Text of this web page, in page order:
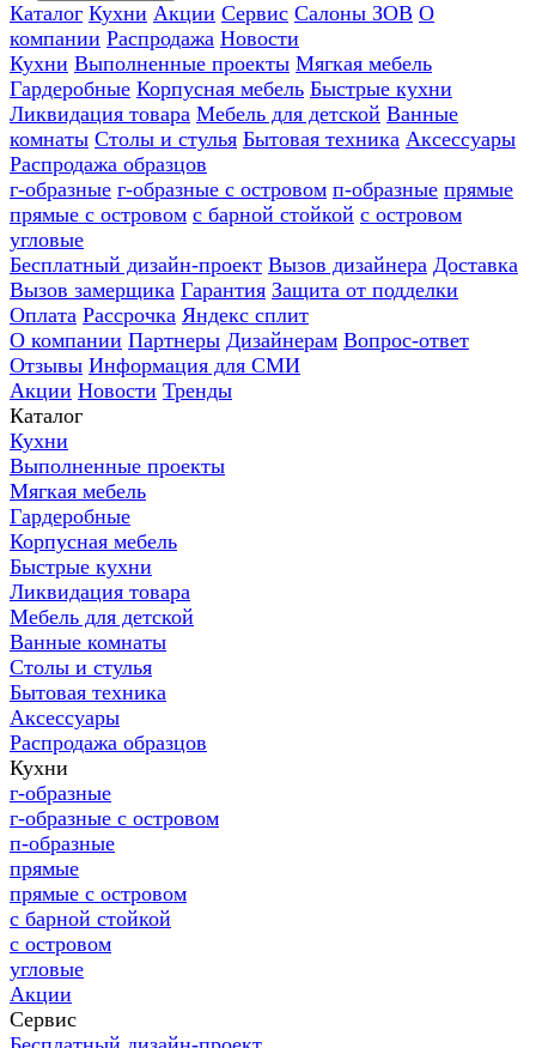
Каталог Кухни Акции Сервис Салоны ЗОВ О
компании Распродажа Новости
Кухни Выполненные проекты Мягкая мебель
Гардеробные Корпусная мебель Быстрые кухни
Ликвидация товара Мебель для детской Ванные
комнаты Столы и стулья Бытовая техника Аксессуары
Распродажа образцов
г-образные г-образные с островом п-образные прямые
прямые с островом с барной стойкой с островом
угловые
Бесплатный дизайн-проект Вызов дизайнера Доставка
Вызов замерщика Гарантия Защита от подделки
Оплата Рассрочка Яндекс сплит
О компании Партнеры Дизайнерам Вопрос-ответ
Отзывы Информация для СМИ
Акции Новости Тренды
Каталог
Кухни
Выполненные проекты
Мягкая мебель
Гардеробные
Корпусная мебель
Быстрые кухни
Ликвидация товара
Мебель для детской
Ванные комнаты
Столы и стулья
Бытовая техника
Аксессуары
Распродажа образцов
Кухни
г-образные
г-образные с островом
п-образные
прямые
прямые с островом
с барной стойкой
с островом
угловые
Акции
Сервис